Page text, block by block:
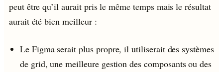
peut être qu’il aurait pris le même temps mais le résultat
aurait été bien meilleur :
Le Figma serait plus propre, il utiliserait des systèmes
de grid, une meilleure gestion des composants ou des